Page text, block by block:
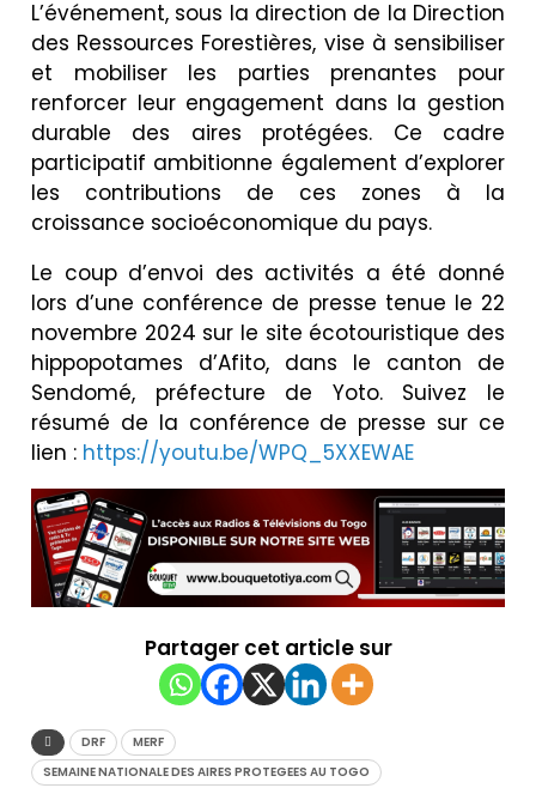
L’événement, sous la direction de la Direction
des Ressources Forestières, vise à sensibiliser
et mobiliser les parties prenantes pour
renforcer leur engagement dans la gestion
durable des aires protégées. Ce cadre
participatif ambitionne également d’explorer
les contributions de ces zones à la
croissance socioéconomique du pays.
Le coup d’envoi des activités a été donné
lors d’une conférence de presse tenue le 22
novembre 2024 sur le site écotouristique des
hippopotames d’Afito, dans le canton de
Sendomé, préfecture de Yoto. Suivez le
résumé de la conférence de presse sur ce
lien : https://youtu.be/WPQ_5XXEWAE
Partager cet article sur
DRF
MERF
SEMAINE NATIONALE DES AIRES PROTEGEES AU TOGO